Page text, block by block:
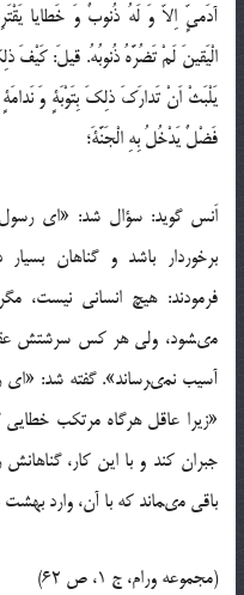
آدَمىٍّ اِلاّ وَ لَهُ ذُنوبٌ وَ خَطايا
الْيَقينَ لَمْ تَضُرَّهُ ذُنوبُهُ. قيلَ: كَيْفَ
يَلْبَثْ اَنْ تَدارَكَ ذلِكَ بِتَوْبَةٍ وَ
فَضْلٌ يَدْخُلُ بِهِ الْجَنَّةَ؛
اَنس گويد: سؤال شد: «اى
برخوردار باشد و گناهان بسيار
فرمودند: هيچ انسانى نيست،
مى‏شود، ولى هر كس سرشتش عقل
آسيب نمى‏رساند». گفته شد: «اى
«زيرا عاقل هرگاه مرتكب خطايى
جبران كند و با اين كار،
باقى مى‏ماند كه با آن، وارد
(مجموعه ورام، ج 1، ص 62)